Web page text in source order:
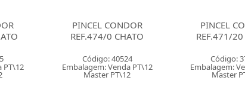
PT\12
PINCEL CONDOR
REF.471/20 CHATO
Código: 37803
Embalagem: Venda PT\12
Master PT\12
PINCEL
REF.471/18
Código:
Embalagem:
Master